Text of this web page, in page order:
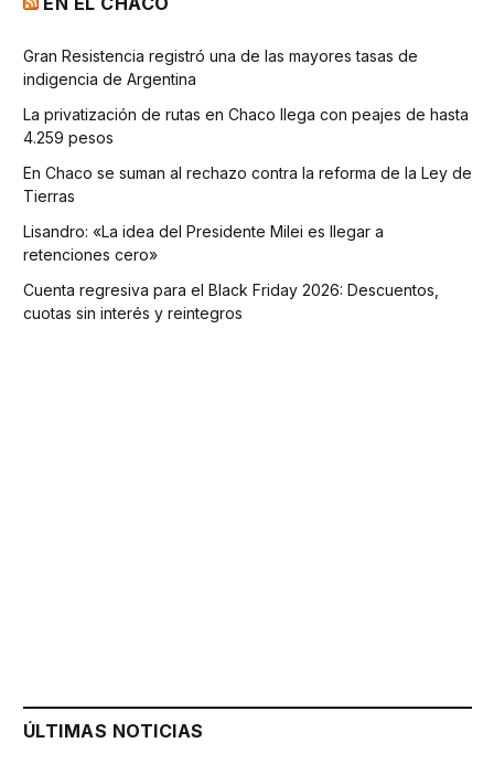
Gran Resistencia registró una de las mayores tasas de
indigencia de Argentina
La privatización de rutas en Chaco llega con peajes de hasta
4.259 pesos
En Chaco se suman al rechazo contra la reforma de la Ley de
Tierras
Lisandro: «La idea del Presidente Milei es llegar a
retenciones cero»
Cuenta regresiva para el Black Friday 2026: Descuentos,
cuotas sin interés y reintegros
ÚLTIMAS NOTICIAS